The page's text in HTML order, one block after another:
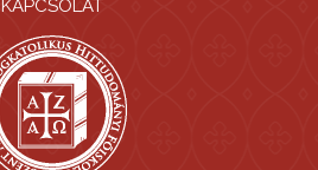
KAPCSOLAT